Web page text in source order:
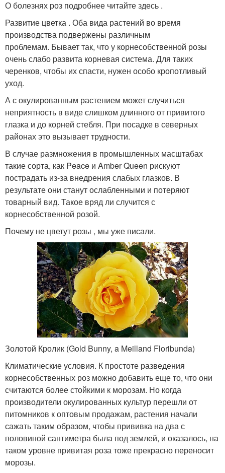
О болезнях роз подробнее читайте здесь .
Развитие цветка . Оба вида растений во время
производства подвержены различным
проблемам. Бывает так, что у корнесобственной розы
очень слабо развита корневая система. Для таких
черенков, чтобы их спасти, нужен особо кропотливый
уход.
А с окулированным растением может случиться
неприятность в виде слишком длинного от привитого
глазка и до корней стебля. При посадке в северных
районах это вызывает трудности.
В случае размножения в промышленных масштабах
такие сорта, как Peace и Amber Queen рискуют
пострадать из-за внедрения слабых глазков. В
результате они станут ослабленными и потеряют
товарный вид. Такое вряд ли случится с
корнесобственной розой.
Почему не цветут розы , мы уже писали.
Золотой Кролик (Gold Bunny, a Meilland Floribunda)
Климатические условия. К простоте разведения
корнесобственных роз можно добавить еще то, что они
считаются более стойкими к морозам. Но когда
производители окулированных культур перешли от
питомников к оптовым продажам, растения начали
сажать таким образом, чтобы прививка на два с
половиной сантиметра была под землей, и оказалось, на
таком уровне привитая роза тоже прекрасно переносит
морозы.